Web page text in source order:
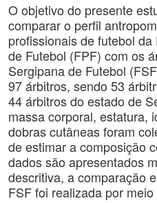
O objetivo do presente
comparar o perfil
profissionais de futebol
de Futebol (FPF) com os
Sergipana de Futebol
97 árbitros, sendo 53
44 árbitros do estado de
massa corporal, estatura,
dobras cutâneas foram
de estimar a composição
dados são apresentados
descritiva, a comparação
FSF foi realizada por meio